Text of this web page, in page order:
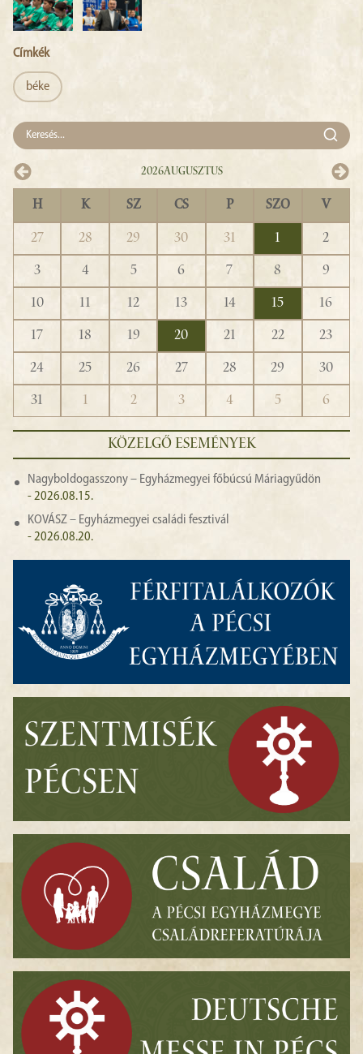
Címkék
béke
2026Augusztus
H K SZ CS P SZO V
27 28 29 30 31 1
2
3
4 5 6 7 8
9
10
11 12 13 14 15
16
17
18 19 20 21 22
23
24
25 26 27 28 29
30
31
1 2 3 4 5 6
KÖZELGŐ ESEMÉNYEK
Nagyboldogasszony – Egyházmegyei főbúcsú Máriagyűdön
- 2026.08.15.
KOVÁSZ – Egyházmegyei családi fesztivál
- 2026.08.20.